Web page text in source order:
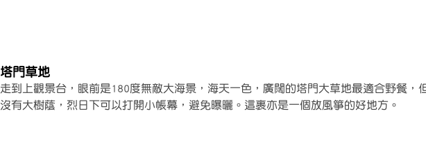
塔門草地
走到上觀景台，眼前是180度無敵大海景，海天一色，廣闊的塔門大草地最適合野餐，
沒有大樹蔭，烈日下可以打開小帳幕，避免曝曬。這裹亦是一個放風箏的好地方。